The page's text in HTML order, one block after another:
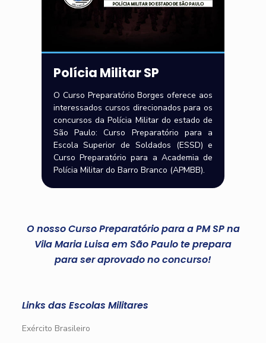
Polícia Militar SP
O Curso Preparatório Borges oferece aos
interessados cursos direcionados para os
concursos da Polícia Militar do estado de
São Paulo: Curso Preparatório para a
Escola Superior de Soldados (ESSD) e
Curso Preparatório para a Academia de
Polícia Militar do Barro Branco (APMBB).
O nosso Curso Preparatório para a PM SP na
Vila Maria Luisa em São Paulo te prepara
para ser aprovado no concurso!
Links das Escolas Militares
Exército Brasileiro